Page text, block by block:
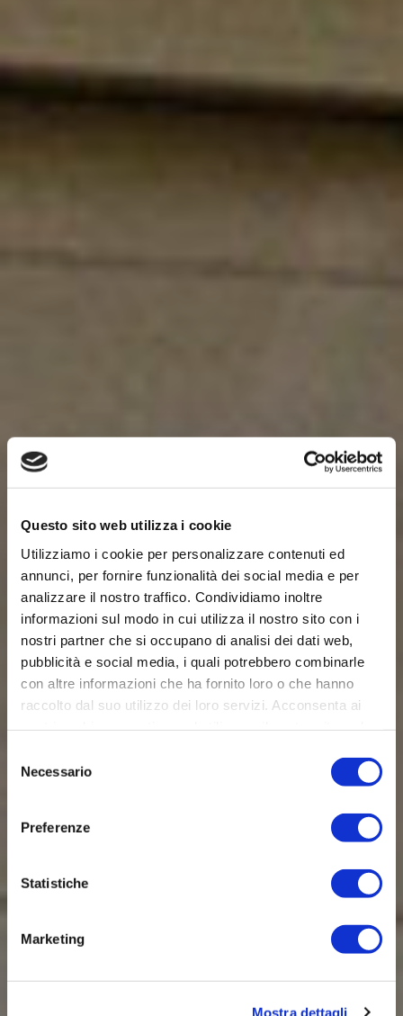
Questo sito web utilizza i cookie
Utilizziamo i cookie per personalizzare contenuti ed
annunci, per fornire funzionalità dei social media e per
analizzare il nostro traffico. Condividiamo inoltre
informazioni sul modo in cui utilizza il nostro sito con i
nostri partner che si occupano di analisi dei dati web,
pubblicità e social media, i quali potrebbero combinarle
con altre informazioni che ha fornito loro o che hanno
raccolto dal suo utilizzo dei loro servizi. Acconsenta ai
delNecessario
Preferenze
Statistiche
Marketing
Mostra dettagli